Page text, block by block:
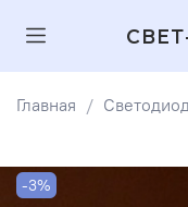
Главная
-3%